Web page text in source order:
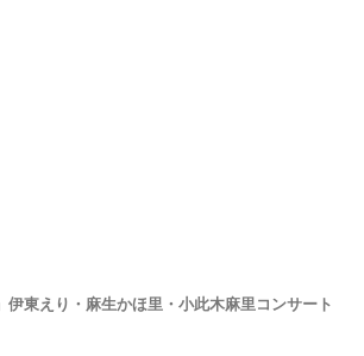
伊東えり・麻生かほ里・小此木麻里コンサート